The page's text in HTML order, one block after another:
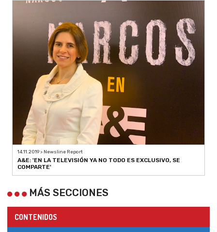
14.11.2019 > Newsline Report
A&E: 'EN LA TELEVISIÓN YA NO TODO ES EXCLUSIVO, SE
COMPARTE'
MÁS SECCIONES
CONTENIDOS